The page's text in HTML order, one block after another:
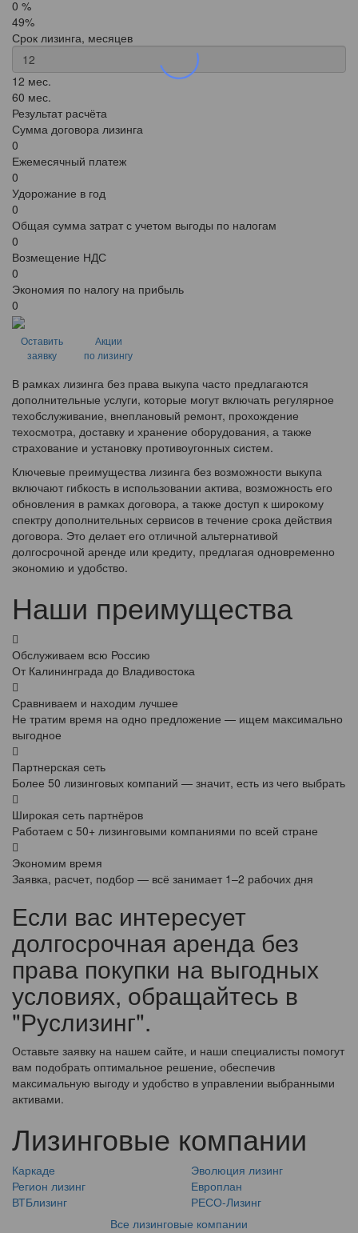
0 %
49%
Срок лизинга, месяцев
12 мес.
60 мес.
Результат расчёта
Сумма договора лизинга
0
Ежемесячный платеж
0
Удорожание в год
0
Общая сумма затрат с учетом выгоды по налогам
0
Возмещение НДС
0
Экономия по налогу на прибыль
0
Оставить
заявку
Акции
по лизингу
В рамках лизинга без права выкупа часто предлагаются
дополнительные услуги, которые могут включать регулярное
техобслуживание, внеплановый ремонт, прохождение
техосмотра, доставку и хранение оборудования, а также
страхование и установку противоугонных систем.
Ключевые преимущества лизинга без возможности выкупа
включают гибкость в использовании актива, возможность его
обновления в рамках договора, а также доступ к широкому
спектру дополнительных сервисов в течение срока действия
договора. Это делает его отличной альтернативой
долгосрочной аренде или кредиту, предлагая одновременно
экономию и удобство.
Наши преимущества
Обслуживаем всю Россию
От Калининграда до Владивостока
Сравниваем и находим лучшее
Не тратим время на одно предложение — ищем максимально
выгодное
Партнерская сеть
Более 50 лизинговых компаний — значит, есть из чего выбрать
Широкая сеть партнёров
Работаем с 50+ лизинговыми компаниями по всей стране
Экономим время
Заявка, расчет, подбор — всё занимает 1–2 рабочих дня
Если вас интересует
долгосрочная аренда без
права покупки на выгодных
условиях, обращайтесь в
"Руслизинг".
Оставьте заявку на нашем сайте, и наши специалисты помогут
вам подобрать оптимальное решение, обеспечив
максимальную выгоду и удобство в управлении выбранными
активами.
Лизинговые компании
Каркаде
Эволюция лизинг
Регион лизинг
Европлан
ВТБлизинг
РЕСО-Лизинг
Все лизинговые компании